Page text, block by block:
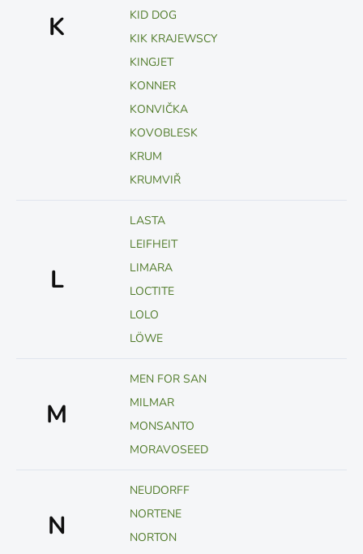
K
KID DOG
KIK KRAJEWSCY
KINGJET
KONNER
KONVIČKA
KOVOBLESK
KRUM
KRUMVIŘ
L
LASTA
LEIFHEIT
LIMARA
LOCTITE
LOLO
LÖWE
M
MEN FOR SAN
MILMAR
MONSANTO
MORAVOSEED
N
NEUDORFF
NORTENE
NORTON